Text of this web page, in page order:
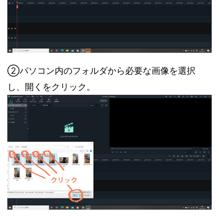
②パソコン内のフォルダから必要な画像を選択
し、開くをクリック。